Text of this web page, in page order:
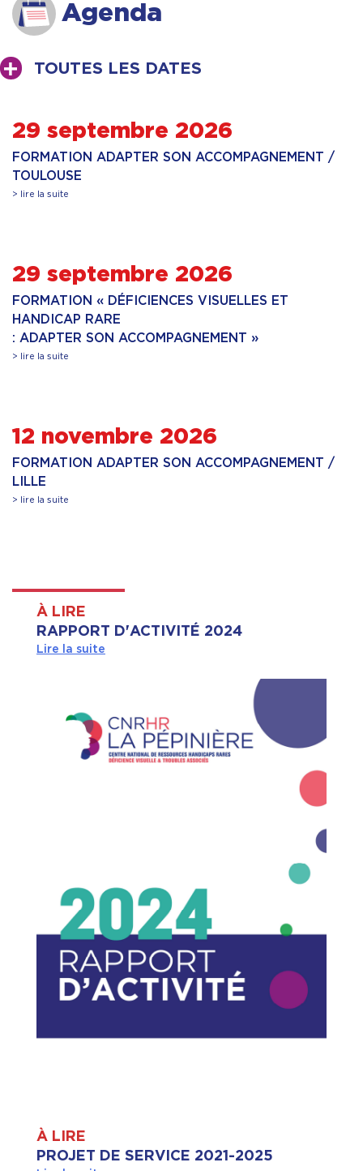
Agenda
TOUTES LES DATES
29 septembre 2026
FORMATION ADAPTER SON ACCOMPAGNEMENT /
TOULOUSE
> lire la suite
29 septembre 2026
FORMATION « DÉFICIENCES VISUELLES ET
HANDICAP RARE
: ADAPTER SON ACCOMPAGNEMENT »
> lire la suite
12 novembre 2026
FORMATION ADAPTER SON ACCOMPAGNEMENT /
LILLE
> lire la suite
À LIRE
RAPPORT D'ACTIVITÉ 2024
Lire la suite
À LIRE
PROJET DE SERVICE 2021-2025